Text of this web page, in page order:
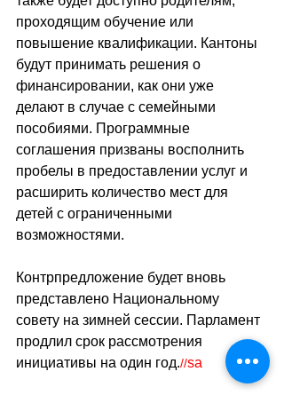
проходящим обучение или
повышение квалификации. Кантоны
будут принимать решения о
финансировании, как они уже
делают в случае с семейными
пособиями. Программные
соглашения призваны восполнить
пробелы в предоставлении услуг и
расширить количество мест для
детей с ограниченными
возможностями.
Контрпредложение будет вновь
представлено Национальному
совету на зимней сессии. Парламент
продлил срок рассмотрения
инициативы на один год.//sa